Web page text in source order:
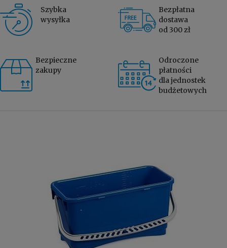
Szybka
wysyłka
Bezpłatna
dostawa
od 300 zł
Bezpieczne
zakupy
Odroczone
płatności
dla jednostek
budżetowych